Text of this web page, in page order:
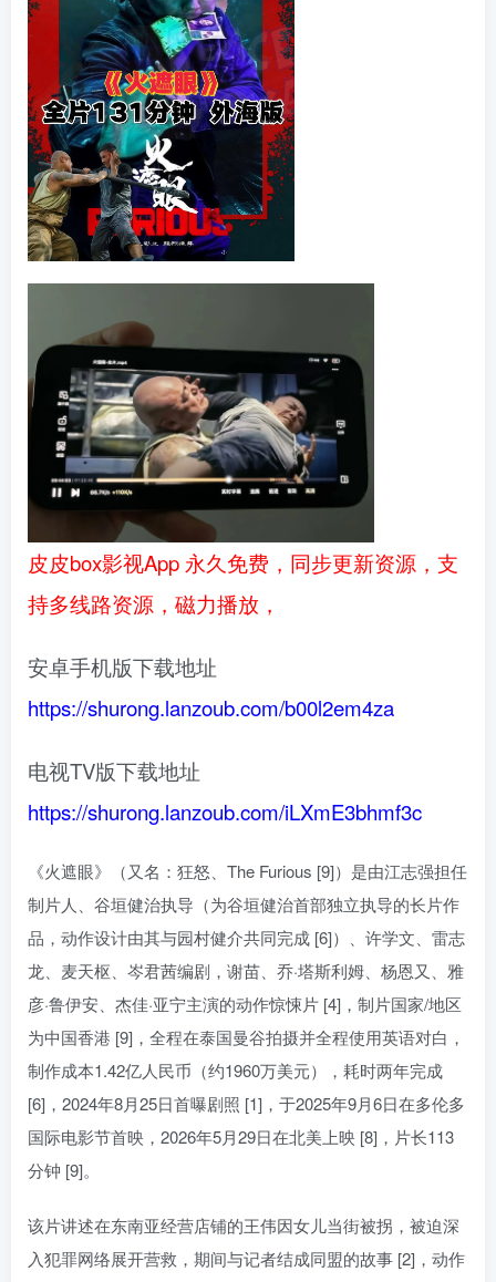
皮皮box影视App 永久免费，同步更新资源，支
持多线路资源，磁力播放，
安卓手机版下载地址
https://shurong.lanzoub.com/b00l2em4za
电视TV版下载地址
https://shurong.lanzoub.com/iLXmE3bhmf3c
《火遮眼》（又名：狂怒、The Furious [9]）是由江志强担任
制片人、谷垣健治执导（为谷垣健治首部独立执导的长片作
品，动作设计由其与园村健介共同完成 [6]）、许学文、雷志
龙、麦天枢、岑君茜编剧，谢苗、乔·塔斯利姆、杨恩又、雅
彦·鲁伊安、杰佳·亚宁主演的动作惊悚片 [4]，制片国家/地区
为中国香港 [9]，全程在泰国曼谷拍摄并全程使用英语对白，
制作成本1.42亿人民币（约1960万美元），耗时两年完成
[6]，2024年8月25日首曝剧照 [1]，于2025年9月6日在多伦多
国际电影节首映，2026年5月29日在北美上映 [8]，片长113
分钟 [9]。
该片讲述在东南亚经营店铺的王伟因女儿当街被拐，被迫深
入犯罪网络展开营救，期间与记者结成同盟的故事 [2]，动作